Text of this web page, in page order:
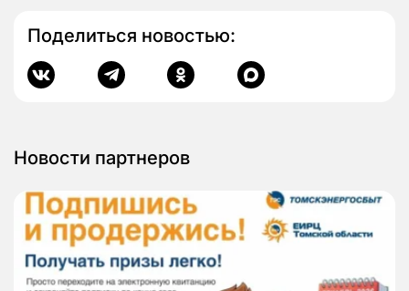
Поделиться новостью:
Новости партнеров